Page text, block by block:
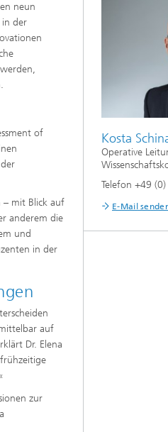
neun
in der
of
– mit Blick auf
anderem die
und
in der
auf
Dr. Elena
zur
Kosta
Operative
Telefon +49
E-Mail